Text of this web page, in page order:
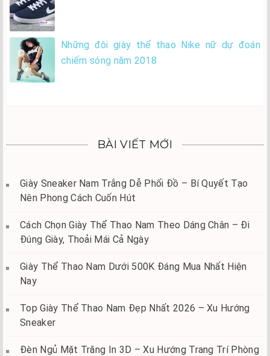
Những đôi giày thể thao Nike nữ dự đoán
chiếm sóng năm 2018
BÀI VIẾT MỚI
Giày Sneaker Nam Trắng Dễ Phối Đồ – Bí Quyết Tạo
Nên Phong Cách Cuốn Hút
Cách Chọn Giày Thể Thao Nam Theo Dáng Chân – Đi
Đúng Giày, Thoải Mái Cả Ngày
Giày Thể Thao Nam Dưới 500K Đáng Mua Nhất Hiện
Nay
Top Giày Thể Thao Nam Đẹp Nhất 2026 – Xu Hướng
Sneaker
Đèn Ngủ Mặt Trăng In 3D – Xu Hướng Trang Trí Phòng